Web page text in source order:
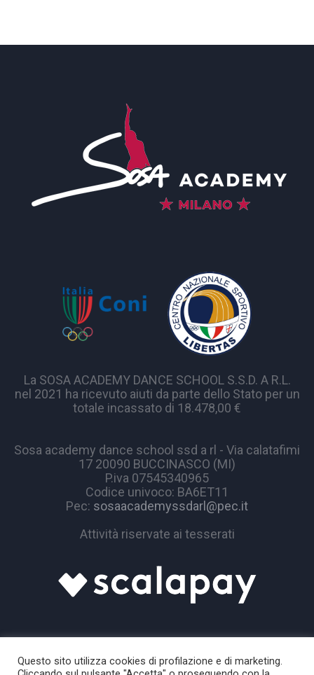
La SOSA ACADEMY DANCE SCHOOL S.S.D. A R.L.
nel 2021 ha ricevuto aiuti da parte dello Stato per un
totale incassato di 18.478,00 €
Sosa academy dance school ssd a rl - Via calatafimi
17 20090 BUCCINASCO (MI)
P.iva 07545340965
Codice univoco: BA6ET11
Pec: sosaacademyssdarl@pec.it
Attività riservate ai tesserati
Questo sito utilizza cookies di profilazione e di marketing.